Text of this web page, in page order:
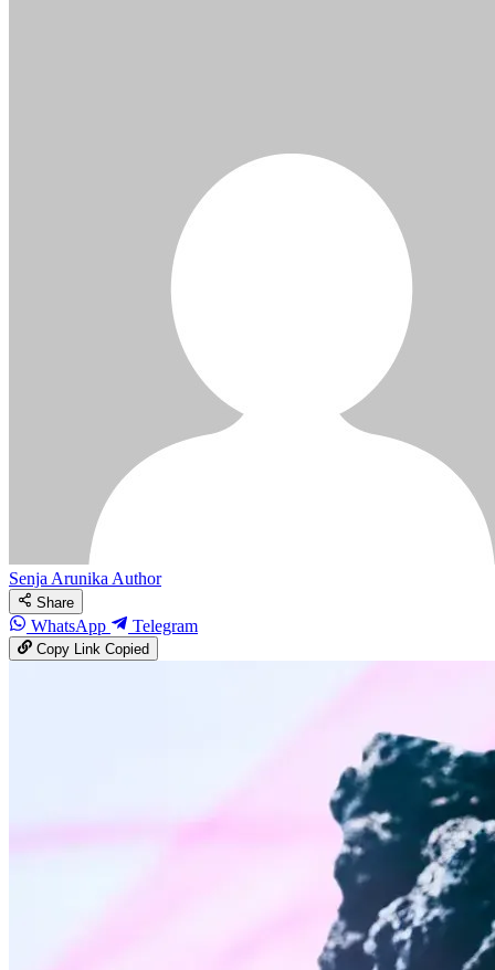
Senja ArunikaAuthor
Share
WhatsApp Telegram
Copy LinkCopied